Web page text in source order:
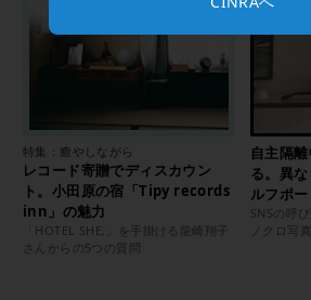
特集：癒やしながら
レコード寄贈でディスカウン
ト。小田原の宿「Tipy records
inn」の魅力
「HOTEL SHE,」を手掛ける龍崎翔子
さんからの5つの質問
自主隔
る。異
ルフポ
SNSの呼
ノクロ写真